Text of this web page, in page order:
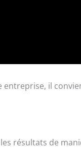
il
résultats de